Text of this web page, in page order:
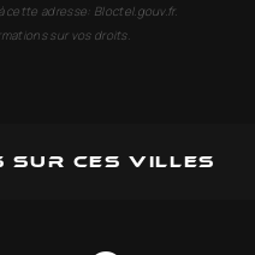
cette adresse: Bloctel.gouv.fr.
sur vos droits.
sur ces villes